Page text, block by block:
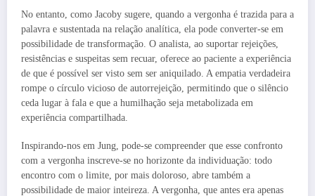
No entanto, como Jacoby sugere, quando a vergonha é trazida para a
palavra e sustentada na relação analítica, ela pode converter-se em
possibilidade de transformação. O analista, ao suportar rejeições,
resistências e suspeitas sem recuar, oferece ao paciente a experiência
de que é possível ser visto sem ser aniquilado. A empatia verdadeira
rompe o círculo vicioso de autorrejeição, permitindo que o silêncio
ceda lugar à fala e que a humilhação seja metabolizada em
experiência compartilhada.
Inspirando-nos em Jung, pode-se compreender que esse confronto
com a vergonha inscreve-se no horizonte da individuação: todo
encontro com o limite, por mais doloroso, abre também a
possibilidade de maior inteireza. A vergonha, que antes era apenas